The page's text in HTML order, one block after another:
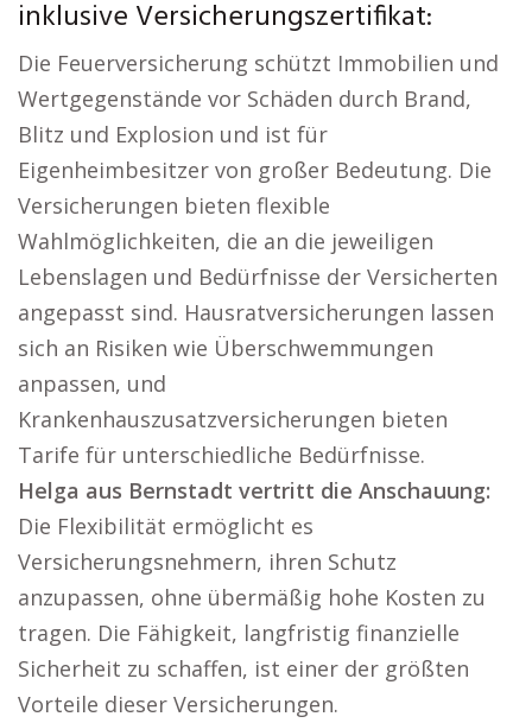
inklusive Versicherungszertifikat:
Die Feuerversicherung schützt Immobilien und
Wertgegenstände vor Schäden durch Brand,
Blitz und Explosion und ist für
Eigenheimbesitzer von großer Bedeutung. Die
Versicherungen bieten flexible
Wahlmöglichkeiten, die an die jeweiligen
Lebenslagen und Bedürfnisse der Versicherten
angepasst sind. Hausratversicherungen lassen
sich an Risiken wie Überschwemmungen
anpassen, und
Krankenhauszusatzversicherungen bieten
Tarife für unterschiedliche Bedürfnisse.
Helga aus Bernstadt vertritt die Anschauung:
Die Flexibilität ermöglicht es
Versicherungsnehmern, ihren Schutz
anzupassen, ohne übermäßig hohe Kosten zu
tragen. Die Fähigkeit, langfristig finanzielle
Sicherheit zu schaffen, ist einer der größten
Vorteile dieser Versicherungen.